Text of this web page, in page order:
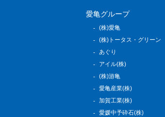
愛亀グループ
(株)愛亀
(株)トータス・グリーン
あぐり
アイル(株)
(株)游亀
愛亀産業(株)
加賀工業(株)
愛媛中予砕石(株)